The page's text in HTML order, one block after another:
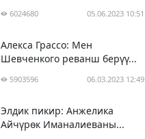
6024680 05.06.2023 10:51
Алекса Грассо: Мен
Шевченкого реванш берүү...
5903596 06.03.2023 12:49
Элдик пикир: Анжелика
Айчүрөк Иманалиеваны...